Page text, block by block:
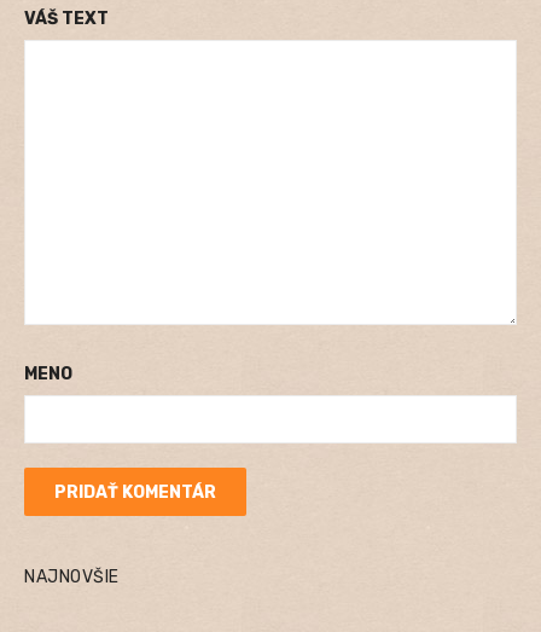
VÁŠ TEXT
MENO
NAJNOVŠIE